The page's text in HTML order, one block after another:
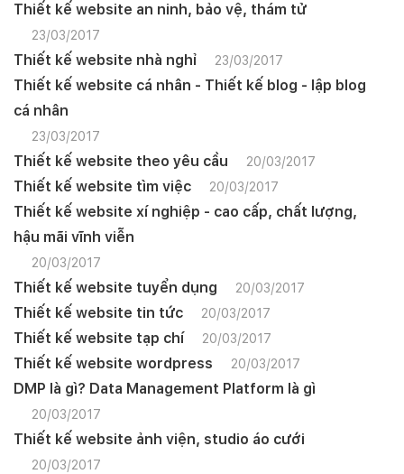
Thiết kế website an ninh, bảo vệ, thám tử
23/03/2017
Thiết kế website nhà nghỉ 23/03/2017
Thiết kế website cá nhân - Thiết kế blog - lập blog
cá nhân
23/03/2017
Thiết kế website theo yêu cầu 20/03/2017
Thiết kế website tìm việc 20/03/2017
Thiết kế website xí nghiệp - cao cấp, chất lượng,
hậu mãi vĩnh viễn
20/03/2017
Thiết kế website tuyển dụng 20/03/2017
Thiết kế website tin tức 20/03/2017
Thiết kế website tạp chí 20/03/2017
Thiết kế website wordpress 20/03/2017
DMP là gì? Data Management Platform là gì
20/03/2017
Thiết kế website ảnh viện, studio áo cưới
20/03/2017